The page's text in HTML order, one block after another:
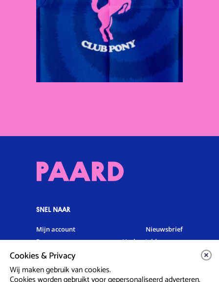
SNEL NAAR
Mijn account
Nieuwsbrief
Programma
Veelgestelde vragen
Partners & Sponsoren
Artiesten info
Cookies & Privacy
Wij maken gebruik van cookies.